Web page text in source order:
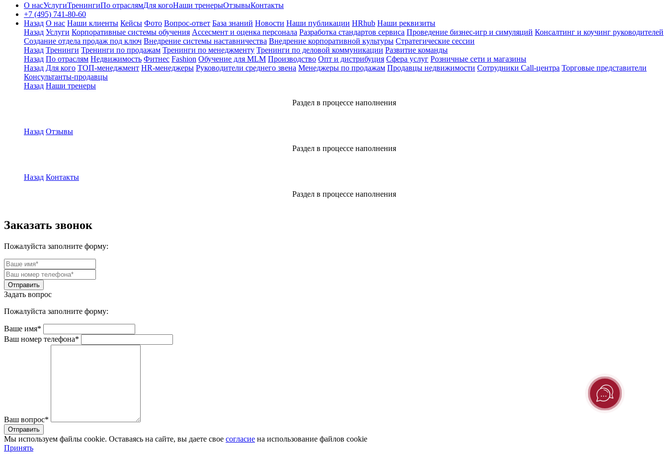
О насУслугиТренингиПо отраслямДля когоНаши тренерыОтзывыКонтакты
+7 (495) 741-80-60
Назад О нас Наши клиенты Кейсы Фото Вопрос-ответ База знаний Новости Наши публикации HRhub Наши реквизиты
Назад Услуги Корпоративные системы обучения Ассесмент и оценка персонала Разработка стандартов сервиса Проведение бизнес-игр и симуляций Консалтинг и коучинг руководителей
Создание отдела продаж под ключ Внедрение системы наставничества Внедрение корпоративной культуры Стратегические сессии
Назад Тренинги Тренинги по продажам Тренинги по менеджменту Тренинги по деловой коммуникации Развитие команды
Назад По отраслям Недвижимость Фитнес Fashion Обучение для MLM Производство Опт и дистрибуция Сфера услуг Розничные сети и магазины
Назад Для кого ТОП-менеджмент HR-менеджеры Руководители среднего звена Менеджеры по продажам Продавцы недвижимости Сотрудники Call-центра Торговые представители
Консультанты-продавцы
Назад Наши тренеры
Раздел в процессе наполнения
Назад Отзывы
Раздел в процессе наполнения
Назад Контакты
Раздел в процессе наполнения
Заказать звонок
Пожалуйста заполните форму:
Задать вопрос
Пожалуйста заполните форму:
Ваше имя*
Ваш номер телефона*
Ваш вопрос*
Мы используем файлы cookie. Оставаясь на сайте, вы даете свое согласие на использование файлов cookie
Принять